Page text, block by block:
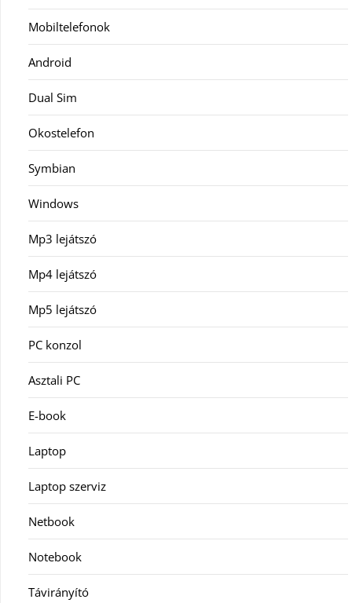
Mobiltelefonok
Android
Dual Sim
Okostelefon
Symbian
Windows
Mp3 lejátszó
Mp4 lejátszó
Mp5 lejátszó
PC konzol
Asztali PC
E-book
Laptop
Laptop szerviz
Netbook
Notebook
Távirányító